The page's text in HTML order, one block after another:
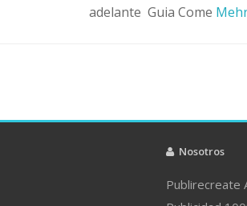
adelante Guia Come
Nosotros
Publirecreate